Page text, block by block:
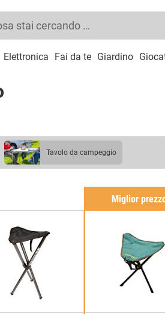
Elettronica Fai da te Giardino
tavolo da campeggio
Miglior